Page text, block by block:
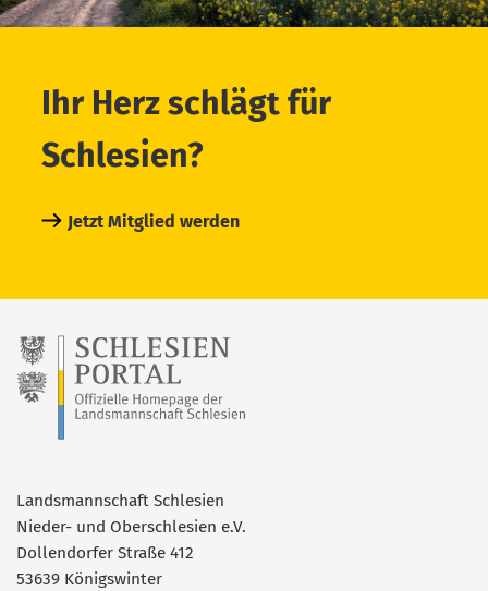
Ihr Herz schlägt für
Schlesien?
Jetzt Mitglied werden
Landsmannschaft Schlesien
Nieder- und Oberschlesien e.V.
Dollendorfer Straße 412
53639 Königswinter